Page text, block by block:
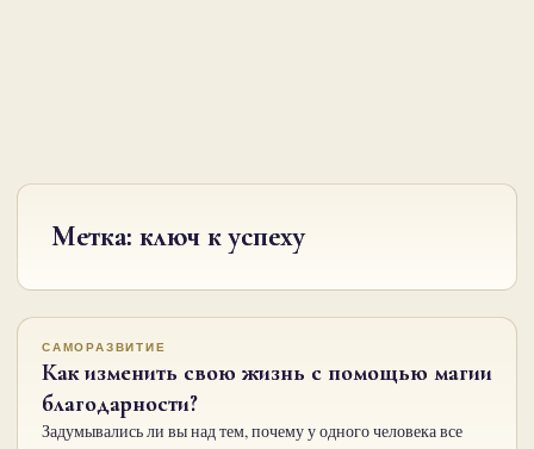
Метка: ключ к успеху
САМОРАЗВИТИЕ
Как изменить свою жизнь с помощью магии
благодарности?
Задумывались ли вы над тем, почему у одного человека все